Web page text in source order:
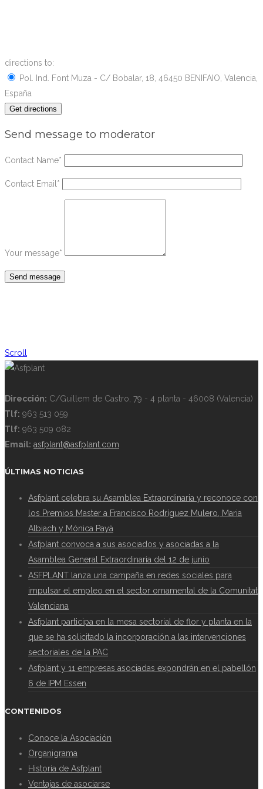
directions to:
Pol. Ind. Font Muza - C/ Bobalar, 18, 46450 BENIFAIO, Valencia,
España
Send message to moderator
Contact Name*
Contact Email *
Your message*
Scroll
Dirección: C/Guillem de Castro, 79 - 4 planta - 46008 (Valencia)
Tlf: 963 513 059
Tlf: 963 509 082
Email: asfplant@asfplant.com
ÚLTIMAS NOTICIAS
Asfplant celebra su Asamblea Extraordinaria y reconoce con
los Premios Master a Francisco Rodríguez Mulero, Maria
Albiach y Mónica Payà
Asfplant convoca a sus asociados y asociadas a la
Asamblea General Extraordinaria del 12 de junio
ASFPLANT lanza una campaña en redes sociales para
impulsar el empleo en el sector ornamental de la Comunitat
Valenciana
Asfplant participa en la mesa sectorial de flor y planta en la
que se ha solicitado la incorporación a las intervenciones
sectoriales de la PAC
Asfplant y 11 empresas asociadas expondrán en el pabellón
6 de IPM Essen
CONTENIDOS
Conoce la Asociación
Organigrama
Historia de Asfplant
Ventajas de asociarse